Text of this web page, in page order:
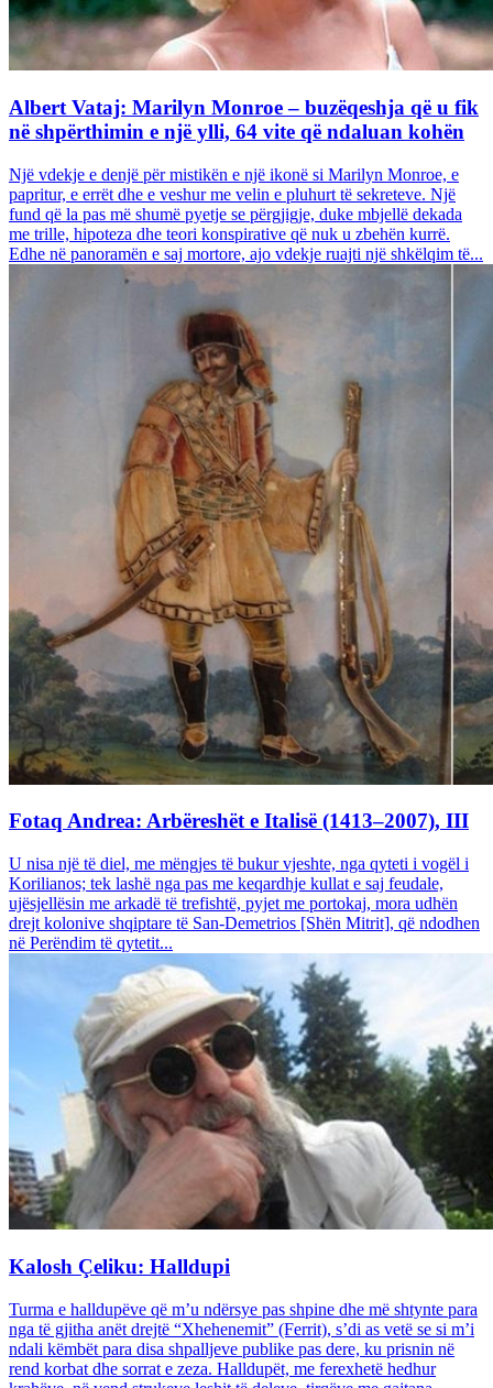
Albert Vataj: Marilyn Monroe – buzëqeshja që u fik
në shpërthimin e një ylli, 64 vite që ndaluan kohën
Një vdekje e denjë për mistikën e një ikonë si Marilyn Monroe, e
papritur, e errët dhe e veshur me velin e pluhurt të sekreteve. Një
fund që la pas më shumë pyetje se përgjigje, duke mbjellë dekada
me trille, hipoteza dhe teori konspirative që nuk u zbehën kurrë.
Edhe në panoramën e saj mortore, ajo vdekje ruajti një shkëlqim të...
Fotaq Andrea: Arbëreshët e Italisë (1413–2007), III
U nisa një të diel, me mëngjes të bukur vjeshte, nga qyteti i vogël i
Korilianos; tek lashë nga pas me keqardhje kullat e saj feudale,
ujësjellësin me arkadë të trefishtë, pyjet me portokaj, mora udhën
drejt kolonive shqiptare të San-Demetrios [Shën Mitrit], që ndodhen
në Perëndim të qytetit...
Kalosh Çeliku: Halldupi
Turma e halldupëve që m’u ndërsye pas shpine dhe më shtynte para
nga të gjitha anët drejtë “Xhehenemit” (Ferrit), s’di as vetë se si m’i
ndali këmbët para disa shpalljeve publike pas dere, ku prisnin në
rend korbat dhe sorrat e zeza. Halldupët, me ferexhetë hedhur